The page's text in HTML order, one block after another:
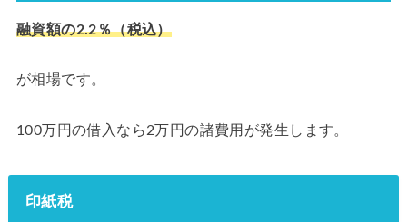
融資額の2.2％（税込）
が相場です。
100万円の借入なら2万円の諸費用が発生します。
印紙税